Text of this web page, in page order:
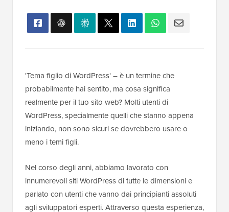
'Tema figlio di WordPress' – è un termine che
probabilmente hai sentito, ma cosa significa
realmente per il tuo sito web? Molti utenti di
WordPress, specialmente quelli che stanno appena
iniziando, non sono sicuri se dovrebbero usare o
meno i temi figli.
Nel corso degli anni, abbiamo lavorato con
innumerevoli siti WordPress di tutte le dimensioni e
parlato con utenti che vanno dai principianti assoluti
agli sviluppatori esperti. Attraverso questa esperienza,